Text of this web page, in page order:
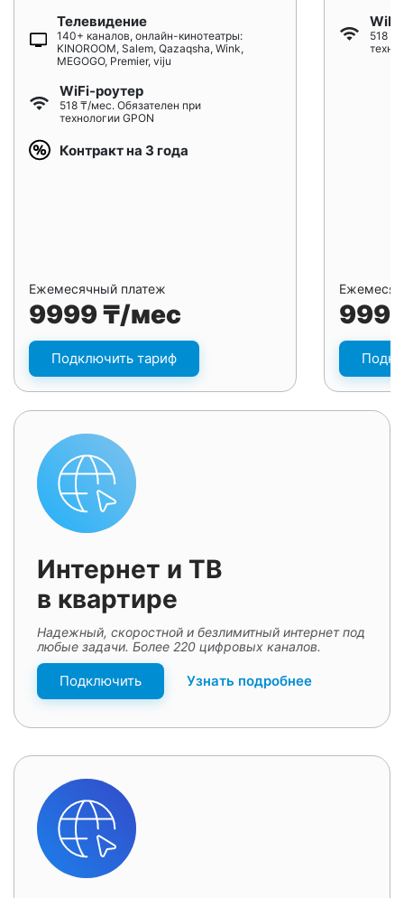
Телевидение
140+ каналов, онлайн-кинотеатры:
KINOROOM, Salem, Qazaqsha, Wink,
MEGOGO, Premier, viju
WiFi-роутер
518 ₸/мес. Обязателен при
технологии GPON
Контракт на 3 года
Ежемесячный платеж
9999 ₸/мес
Подключить тариф
518
Интернет и ТВ
в квартире
Надежный, скоростной и безлимитный интернет под
любые задачи. Более 220 цифровых каналов.
Подключить Узнать подробнее